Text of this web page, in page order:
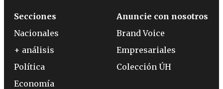
Secciones
Nacionales
+ análisis
Política
Economía
Anuncie con nosotros
Brand Voice
Empresariales
Colección ÚH